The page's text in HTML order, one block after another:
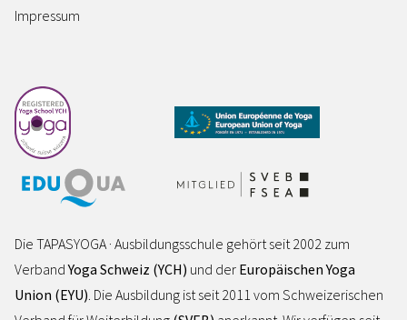
Impressum
Die TAPASYOGA · Ausbildungsschule gehört seit 2002 zum
VerbandYoga Schweiz (YCH) und der Europäischen Yoga
Union (EYU) . Die Ausbildung ist seit 2011 vom Schweizerischen